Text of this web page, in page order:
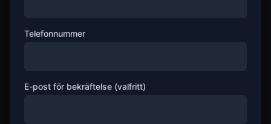
Telefonnummer
E-post för bekräftelse (valfritt)